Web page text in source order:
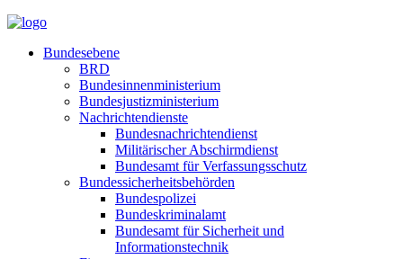
Bundesebene
BRD
Bundesinnenministerium
Bundesjustizministerium
Nachrichtendienste
Bundesnachrichtendienst
Militärischer Abschirmdienst
Bundesamt für Verfassungsschutz
Bundessicherheitsbehörden
Bundespolizei
Bundeskriminalamt
Bundesamt für Sicherheit und
Informationstechnik